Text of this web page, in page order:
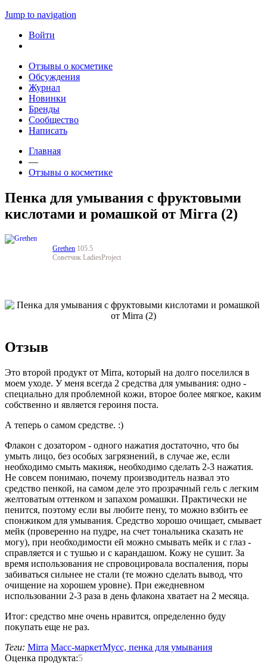
Jump to navigation
Войти
Отзывы о косметике
Обсуждения
Журнал
Новинки
Бренды
Сообщество
Написать
Главная
—
Отзывы о косметике
Пенка для умывания с фруктовыми
кислотами и ромашкой от Mirra (2)
Grethen 105.5
Советчик LadiesProject
Отзыв
Это второй продукт от Mirra, который на долго поселился в
моем уходе. У меня всегда 2 средства для умывания: одно -
специально для проблемной кожи, второе более мягкое, каким
собственно и является героиня поста.
А теперь о самом средстве. :)
Флакон с дозатором - одного нажатия достаточно, что бы
умыть лицо, без особых загрязнений, в случае же, если
необходимо смыть макияж, необходимо сделать 2-3 нажатия.
Не совсем понимаю, почему производитель назвал это
средство пенкой, на самом деле это прозрачный гель с легким
желтоватым оттенком и запахом ромашки. Практически не
пенится, поэтому если вы любите пену, то можно взбить ее
спонжиком для умывания. Средство хорошо очищает, смывает
мейк (проверенно на пудре, на счет тональника сказать не
могу), при необходимости ей можно смывать мейк и с глаз -
справляется и с тушью и с карандашом. Кожу не сушит. За
время использования не спровоцировала воспаления, поры
забиваться сильнее не стали (те можно сделать вывод, что
очищение на хорошем уровне). При ежедневном
использовании 2-3 раза в день флакона хватает на 2 месяца.
Итог: средство мне очень нравится, определенно буду
покупать еще не раз.
Теги: Mirra Масс-маркетМусс, пенка для умывания
Оценка продукта:5